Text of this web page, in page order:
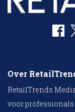
Over
RetailTrends
voor professionals